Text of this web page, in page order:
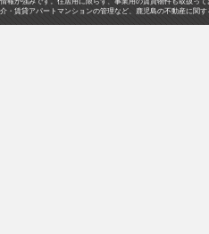
情報が強みです。住居用に限らず、事業用の賃貸物件も取扱っ
介・賃貸アパートマンションの管理など、鹿児島の不動産に関